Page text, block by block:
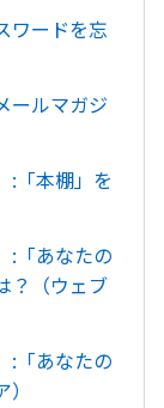
ワードを忘
ールマガジ
:「本棚」を
:「あなたの
？（ウェブ
:「あなたの